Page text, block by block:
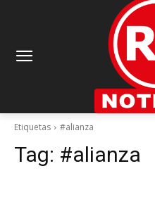
Etiquetas #alianza
Tag: #alianza